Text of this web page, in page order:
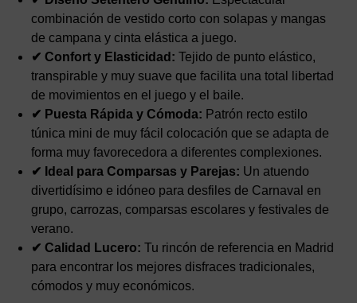
combinación de vestido corto con solapas y mangas
de campana y cinta elástica a juego.
✔ Confort y Elasticidad: Tejido de punto elástico,
transpirable y muy suave que facilita una total libertad
de movimientos en el juego y el baile.
✔ Puesta Rápida y Cómoda: Patrón recto estilo
túnica mini de muy fácil colocación que se adapta de
forma muy favorecedora a diferentes complexiones.
✔ Ideal para Comparsas y Parejas: Un atuendo
divertidísimo e idóneo para desfiles de Carnaval en
grupo, carrozas, comparsas escolares y festivales de
verano.
✔ Calidad Lucero: Tu rincón de referencia en Madrid
para encontrar los mejores disfraces tradicionales,
cómodos y muy económicos.